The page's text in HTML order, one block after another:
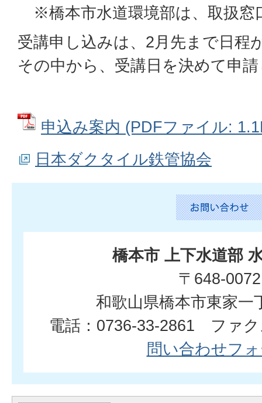
※橋本市水道環境部は、取扱窓
受講申し込みは、2月先まで日程
その中から、受講日を決めて申
申込み案内 (PDFファイル:
日本ダクタイル鉄管協会
橋本市 上下水道部
〒648-0072
和歌山県橋本市東家一
電話：0736-33-2861 ファク
問い合わせフ